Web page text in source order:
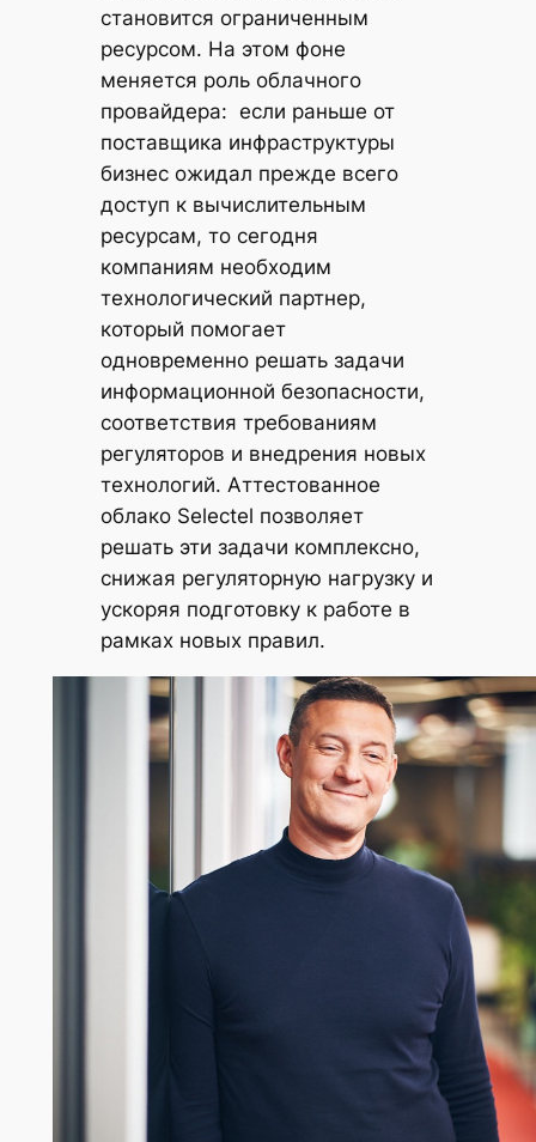
становится ограниченным
ресурсом. На этом фоне
меняется роль облачного
провайдера: если раньше от
поставщика инфраструктуры
бизнес ожидал прежде всего
доступ к вычислительным
ресурсам, то сегодня
компаниям необходим
технологический партнер,
который помогает
одновременно решать задачи
информационной безопасности,
соответствия требованиям
регуляторов и внедрения новых
технологий. Аттестованное
облако Selectel позволяет
решать эти задачи комплексно,
снижая регуляторную нагрузку и
ускоряя подготовку к работе в
рамках новых правил.